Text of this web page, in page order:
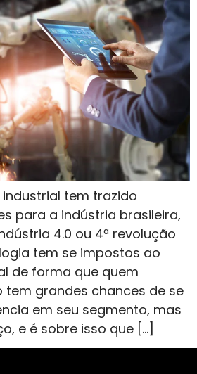
tem trazido
para a indústria brasileira,
4.0 ou 4ª revolução
tem se impostos ao
de forma que quem
grandes chances de se
em seu segmento, mas
e é sobre isso que […]